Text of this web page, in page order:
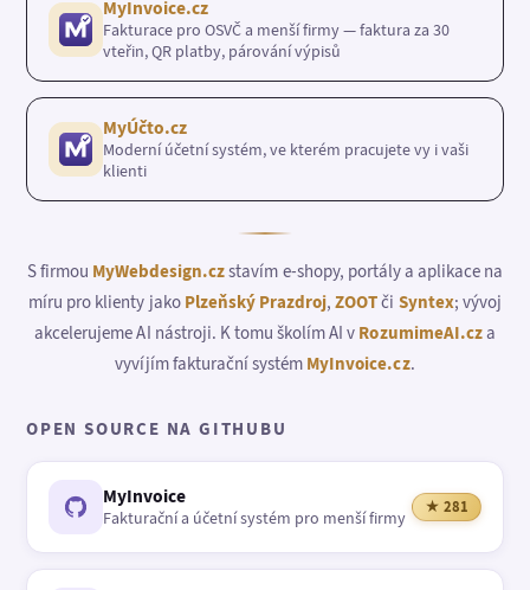
MyInvoice.cz
Fakturace pro OSVČ a menší firmy — faktura za 30
vteřin, QR platby, párování výpisů
MyÚčto.cz
Moderní účetní systém, ve kterém pracujete vy i vaši
klienti
S firmou MyWebdesign.czstavím e-shopy, portály a aplikace na
míru pro klienty jako Plzeňský Prazdroj,ZOOTči Syntex; vývoj
akcelerujeme AI nástroji. K tomu školím AI v RozumimeAI.cza
vyvíjím fakturační systém MyInvoice.cz.
OPEN SOURCE NA GITHUBU
MyInvoice
Fakturační a účetní systém pro menší firmy
★ 281